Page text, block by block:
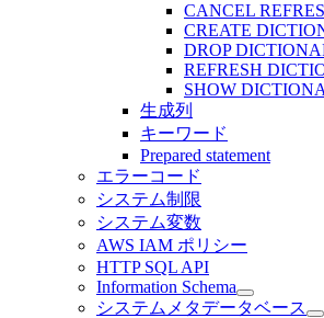
CANCEL
CREATE
DROP
REFRESH
SHOW
生成列
キーワード
Prepared statement
エラーコード
システム制限
システム変数
AWS IAM ポリシー
HTTP SQL API
Information Schema
システムメタデータベース